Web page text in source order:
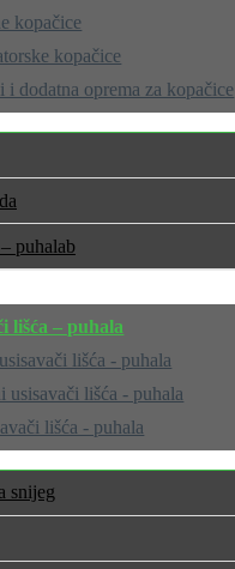
kopačice
kopačice
i dodatna oprema za kopačice
puhala
lišća – puhala
lišća - puhala
usisavači lišća - puhala
lišća - puhala
snijeg